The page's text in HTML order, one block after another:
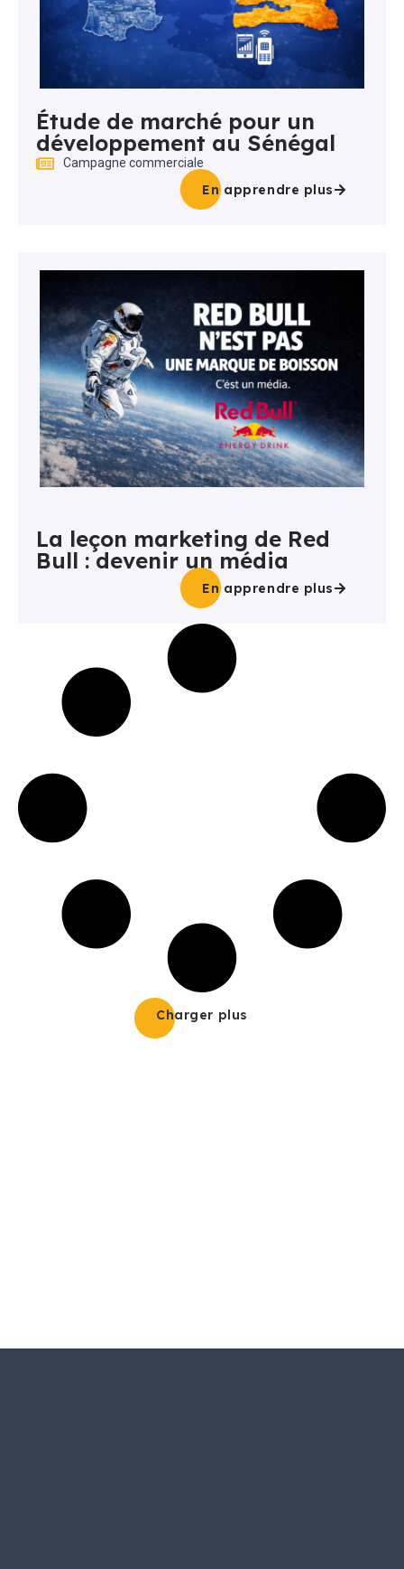
Étude de marché pour un
développement au Sénégal
Campagne commerciale
En apprendre plus
La leçon marketing de Red
Bull : devenir un média
En apprendre plus
Charger plus